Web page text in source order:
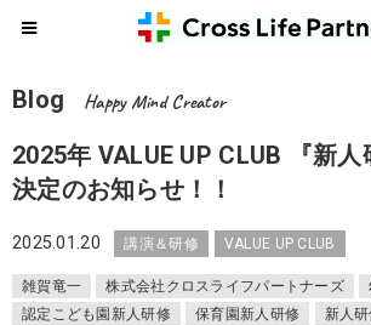
Blog Happy Mind Creator
2025年 VALUE UP CLUB 『新
決定のお知らせ！！
2025.01.20 講演＆研修 VALUE UP CLUB
雑賀竜一 株式会社クロスライフパートナーズ
認定こども園新人研修
保育園新人研修 新人